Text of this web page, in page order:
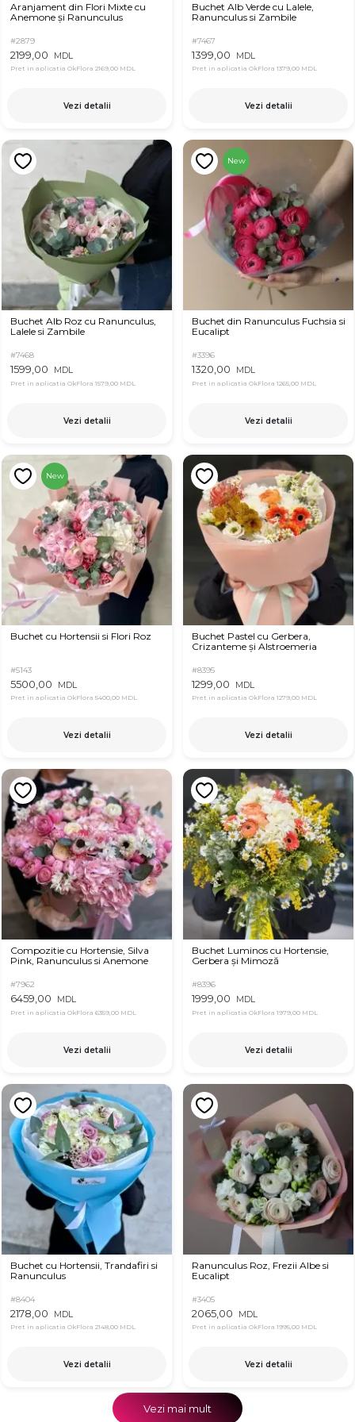
Aranjament din Flori Mixte cu
Anemone și Ranunculus
#2879
2199,00 MDL
Pret in aplicatia OkFlora 2169,00 MDL
Vezi detalii
Buchet Alb Verde cu Lalele,
Ranunculus si Zambile
#7467
1399,00 MDL
Pret in aplicatia OkFlora 1379,00 MDL
Vezi detalii
Buchet Alb Roz cu Ranunculus,
Lalele si Zambile
#7468
1599,00 MDL
Pret in aplicatia OkFlora 1579,00 MDL
Vezi detalii
New
Buchet din Ranunculus Fuchsia si
Eucalipt
#3396
1320,00 MDL
Pret in aplicatia OkFlora 1265,00 MDL
Vezi detalii
New
Buchet cu Hortensii si Flori Roz
#5143
5500,00 MDL
Pret in aplicatia OkFlora 5400,00 MDL
Vezi detalii
Buchet Pastel cu Gerbera,
Crizanteme și Alstroemeria
#8395
1299,00 MDL
Pret in aplicatia OkFlora 1279,00 MDL
Vezi detalii
Compozitie cu Hortensie, Silva
Pink, Ranunculus si Anemone
#7962
6459,00 MDL
Pret in aplicatia OkFlora 6359,00 MDL
Vezi detalii
Buchet Luminos cu Hortensie,
Gerbera și Mimoză
#8396
1999,00 MDL
Pret in aplicatia OkFlora 1979,00 MDL
Vezi detalii
Buchet cu Hortensii, Trandafiri si
Ranunculus
#8404
2178,00 MDL
Pret in aplicatia OkFlora 2148,00 MDL
Vezi detalii
Ranunculus Roz, Frezii Albe si
Eucalipt
#3405
2065,00 MDL
Pret in aplicatia OkFlora 1995,00 MDL
Vezi detalii
Vezi mai mult